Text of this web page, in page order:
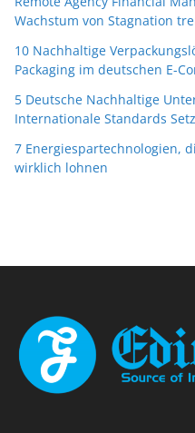
Wachstum von Stagnation
10 Nachhaltige
Packaging im deutschen E-
5 Deutsche Nachhaltige
Internationale Standards
7 Energiespartechnologien,
wirklich lohnen